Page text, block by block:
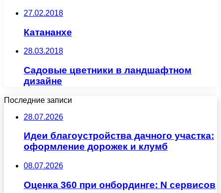
27.02.2018
Катананхе
28.03.2018
Садовые цветники в ландшафтном
дизайне
Последние записи
28.07.2026
Идеи благоустройства дачного участка:
оформление дорожек и клумб
08.07.2026
Оценка 360 при онбординге: N сервисов